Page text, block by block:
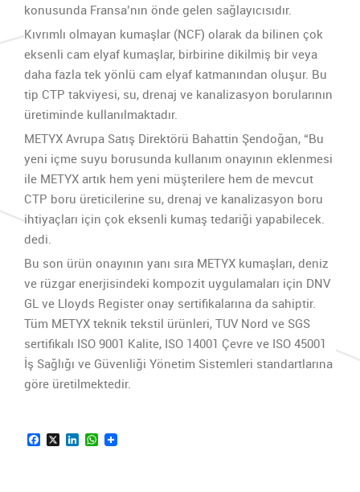
konusunda Fransa’nın önde gelen sağlayıcısıdır.
Kıvrımlı olmayan kumaşlar (NCF) olarak da bilinen çok
eksenli cam elyaf kumaşlar, birbirine dikilmiş bir veya
daha fazla tek yönlü cam elyaf katmanından oluşur. Bu
tip CTP takviyesi, su, drenaj ve kanalizasyon borularının
üretiminde kullanılmaktadır.
METYX Avrupa Satış Direktörü Bahattin Şendoğan, “Bu
yeni içme suyu borusunda kullanım onayının eklenmesi
ile METYX artık hem yeni müşterilere hem de mevcut
CTP boru üreticilerine su, drenaj ve kanalizasyon boru
ihtiyaçları için çok eksenli kumaş tedariği yapabilecek.
dedi.
Bu son ürün onayının yanı sıra METYX kumaşları, deniz
ve rüzgar enerjisindeki kompozit uygulamaları için DNV
GL ve Lloyds Register onay sertifikalarına da sahiptir.
Tüm METYX teknik tekstil ürünleri, TUV Nord ve SGS
sertifikalı ISO 9001 Kalite, ISO 14001 Çevre ve ISO 45001
İş Sağlığı ve Güvenliği Yönetim Sistemleri standartlarına
göre üretilmektedir.
Facebook
X LinkedInWhatsApp